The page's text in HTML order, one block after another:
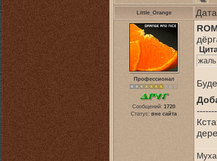
Little_Orange
Профессионал
Сообщений: 1720
Статус: вне сайта
жаль